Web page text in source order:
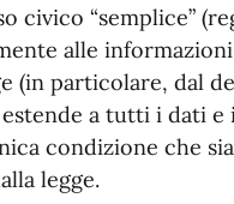
civico “semplice”
alle
(in particolare, dal
a tutti i dati
condizione che
legge.